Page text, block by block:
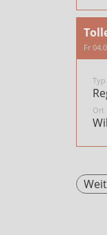
Fr
Typ
Ort